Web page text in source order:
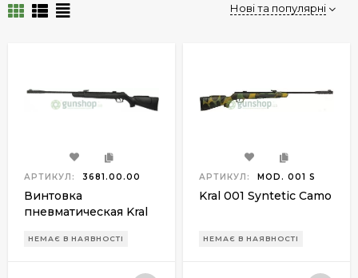
Нові та популярні
АРТИКУЛ: 3681.00.00
Винтовка
пневматическая Kral
НЕМАЄ В НАЯВНОСТІ
АРТИКУЛ: MOD. 001 S
Kral 001 Syntetic Camo
НЕМАЄ В НАЯВНОСТІ